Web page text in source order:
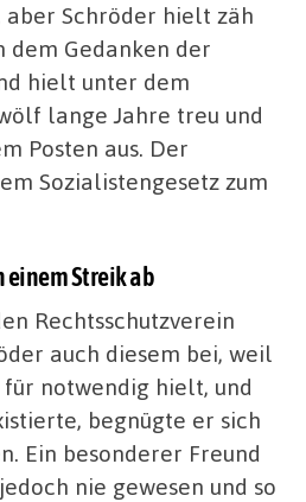
aber Schröder hielt zäh
dem Gedanken der
hielt unter dem
lange Jahre treu und
Posten aus. Der
Sozialistengesetz zum
einem Streik ab
Rechtsschutzverein
auch diesem bei, weil
notwendig hielt, und
begnügte er sich
Ein besonderer Freund
nie gewesen und so